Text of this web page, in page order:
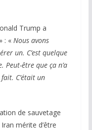
Trump a
: « Nous avons
un. C’est quelque
Peut-être que ça n’a
C’était un
de sauvetage
mérite d’être